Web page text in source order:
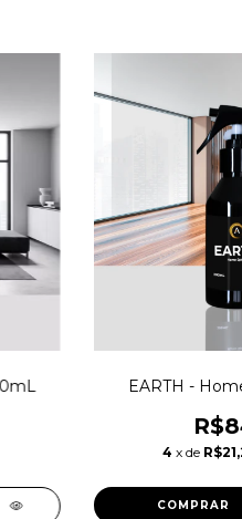
EARTH -
4 x de